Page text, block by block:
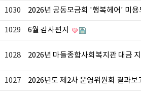
1030 2026년 공동모금회 '행복헤어' 미
1029 6월 감사편지
1028 2026년 마들종합사회복지관 대금
1027 2026년도 제2차 운영위원회 결과보